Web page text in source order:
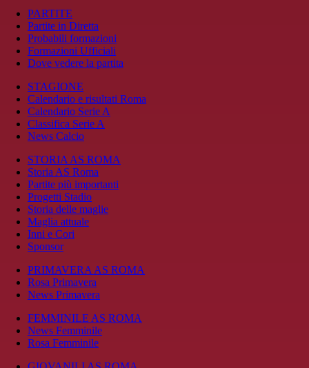
PARTITE
Partite in Diretta
Probabili formazioni
Formazioni Ufficiali
Dove vedere la partita
STAGIONE
Calendario e risultati Roma
Calendario Serie A
Classifica Serie A
News Calcio
STORIA AS ROMA
Storia AS Roma
Partite più importanti
Progetti Stadio
Storia delle maglie
Maglia attuale
Inni e Cori
Sponsor
PRIMAVERA AS ROMA
Rosa Primavera
News Primavera
FEMMINILE AS ROMA
News Femminile
Rosa Femminile